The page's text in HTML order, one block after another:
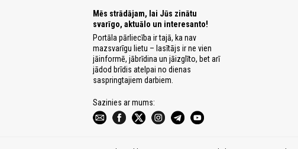
Mēs strādājam, lai Jūs zinātu
svarīgo, aktuālo un interesanto!
Portāla pārliecība ir tajā, ka nav
mazsvarīgu lietu – lasītājs ir ne vien
jāinformē, jābrīdina un jāizglīto, bet arī
jādod brīdis atelpai no dienas
saspringtajiem darbiem.
Sazinies ar mums: